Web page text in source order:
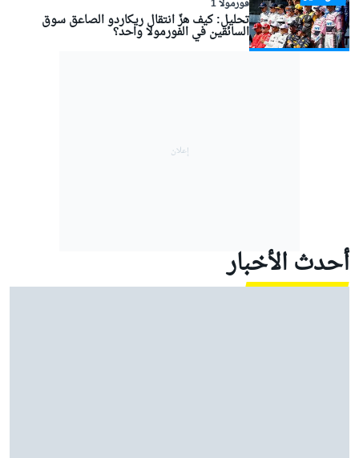
فورمولا 1
تحليل: كيف هزّ انتقال ريكاردو الصاعق سوق
السائقين في الفورمولا واحد؟
أحدث الأخبار